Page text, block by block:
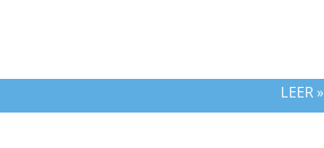
LEER »